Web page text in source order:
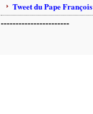
Tweet du Pape François
-----------------------